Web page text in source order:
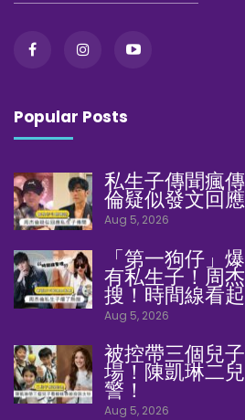
Popular Posts
私生子傳聞瘋
倫疑似發文回應
Aug 5, 2026
「第一狗仔」
有私生子！周
搜！時間線看
Aug 5, 2026
被控帶三個兒
場！陳凱琳二
警！
Aug 5, 2026